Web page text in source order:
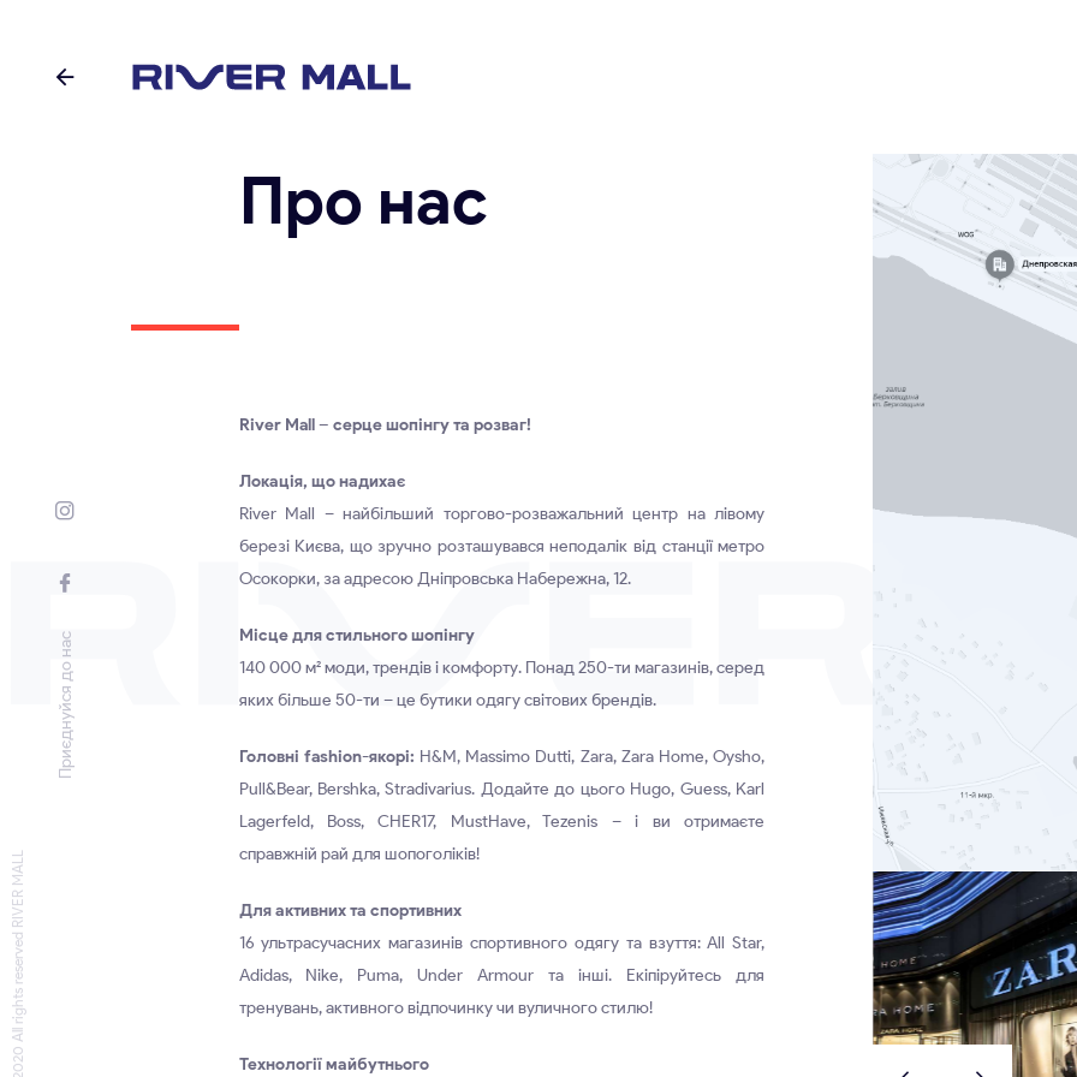
Приєднуйся до нас
© 2020 All rights reserved RIVER MALL
Про нас
River Mall – серце шопінгу та розваг!
Локація, що надихає
River Mall – найбільший торгово-розважальний центр на лівому
березі Києва, що зручно розташувався неподалік від станції метро
Осокорки, за адресою Дніпровська Набережна, 12.
Місце для стильного шопінгу
140 000 м² моди, трендів і комфорту. Понад 250-ти магазинів, серед
яких більше 50-ти – це бутики одягу світових брендів.
Головні fashion-якорі: H&M, Massimo Dutti, Zara, Zara Home, Oysho,
Pull&Bear, Bershka, Stradivarius. Додайте до цього Hugo, Guess, Karl
Lagerfeld, Boss, CHER17, MustHave, Tezenis – і ви отримаєте
справжній рай для шопоголіків!
Для активних та спортивних
16 ультрасучасних магазинів спортивного одягу та взуття: All Star,
Adidas, Nike, Puma, Under Armour та інші. Екіпіруйтесь для
тренувань, активного відпочинку чи вуличного стилю!
Технології майбутнього